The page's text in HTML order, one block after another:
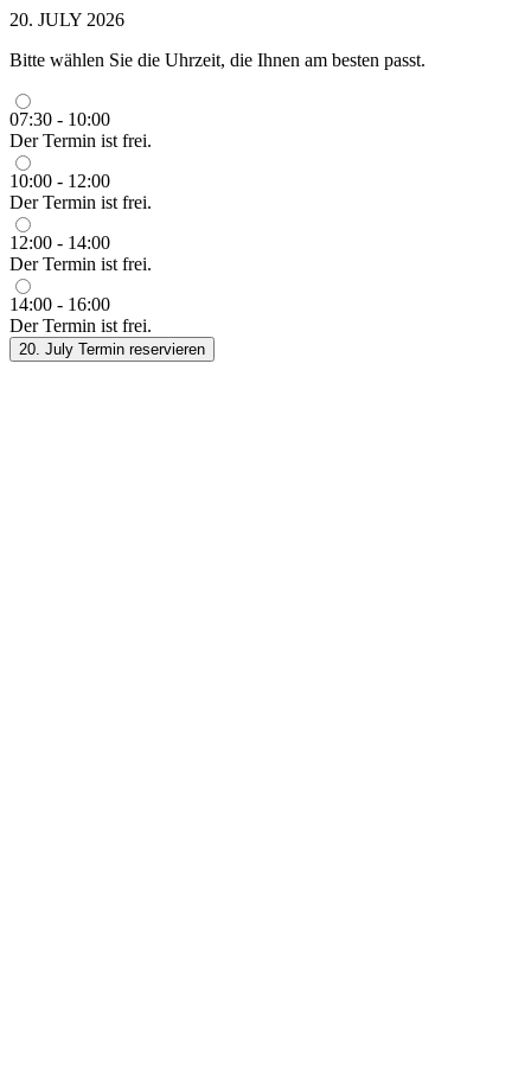
20. JULY 2026
Bitte wählen Sie die Uhrzeit, die Ihnen am besten passt.
07:30 - 10:00
Der Termin ist frei.
10:00 - 12:00
Der Termin ist frei.
12:00 - 14:00
Der Termin ist frei.
14:00 - 16:00
Der Termin ist frei.
20. July Termin reservieren